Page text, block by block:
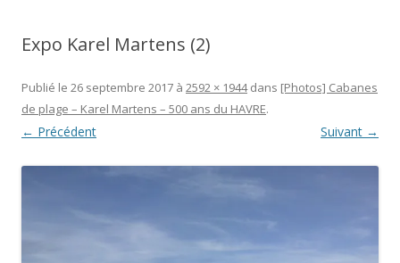
Expo Karel Martens (2)
Publié le 26 septembre 2017 à 2592 × 1944dans [Photos] Cabanes
de plage – Karel Martens – 500 ans du HAVRE.
← Précédent Suivant →